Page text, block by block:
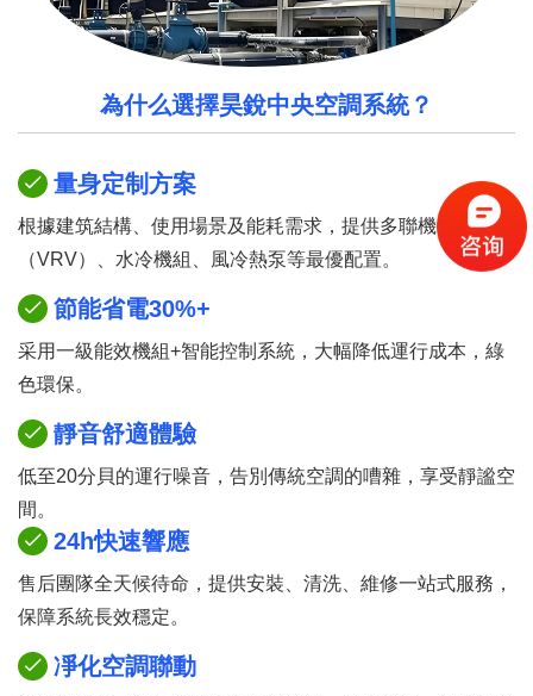
為什么選擇昊銳中央空調系統？
量身定制方案
根據建筑結構、使用場景及能耗需求，提供多聯機
（VRV）、水冷機組、風冷熱泵等最優配置。
節能省電30%+
采用一級能效機組+智能控制系統，大幅降低運行成本，綠
色環保。
靜音舒適體驗
低至20分貝的運行噪音，告別傳統空調的嘈雜，享受靜謐空
間。
24h快速響應
售后團隊全天候待命，提供安裝、清洗、維修一站式服務，
保障系統長效穩定。
凈化空調聯動